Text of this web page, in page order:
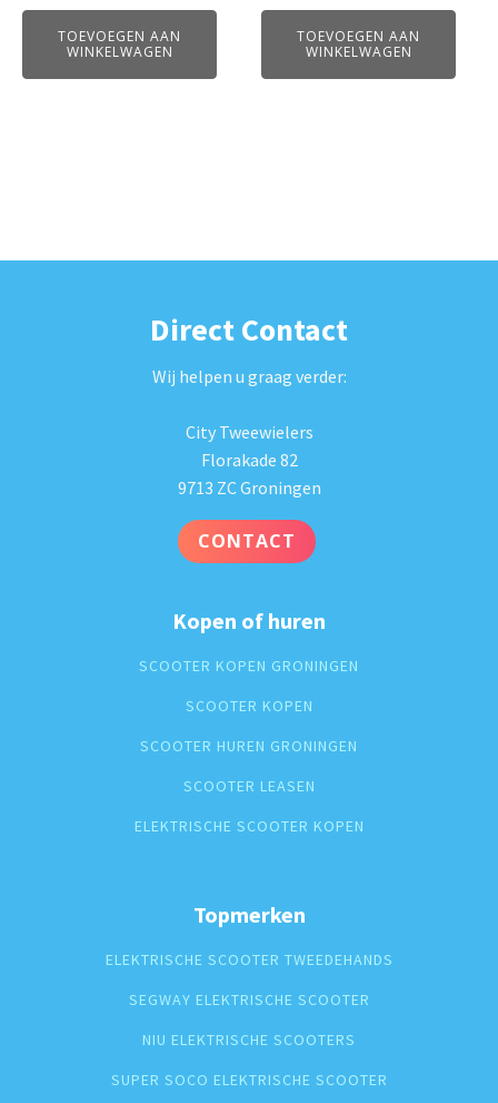
TOEVOEGEN AAN
WINKELWAGEN
TOEVOEGEN AAN
WINKELWAGEN
Direct Contact
Wij helpen u graag verder:
City Tweewielers
Florakade 82
9713 ZC Groningen
CONTACT
Kopen of huren
SCOOTER KOPEN GRONINGEN
SCOOTER KOPEN
SCOOTER HUREN GRONINGEN
SCOOTER LEASEN
ELEKTRISCHE SCOOTER KOPEN
Topmerken
ELEKTRISCHE SCOOTER TWEEDEHANDS
SEGWAY ELEKTRISCHE SCOOTER
NIU ELEKTRISCHE SCOOTERS
SUPER SOCO ELEKTRISCHE SCOOTER